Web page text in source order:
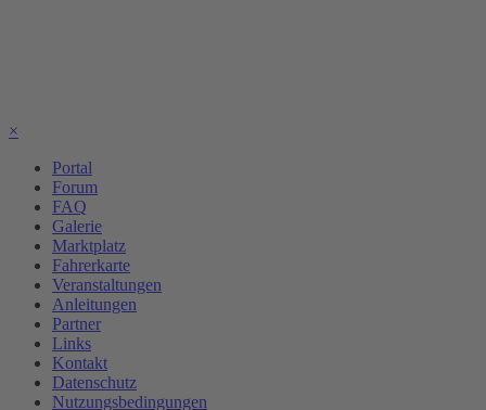
×
Portal
Forum
FAQ
Galerie
Marktplatz
Fahrerkarte
Veranstaltungen
Anleitungen
Partner
Links
Kontakt
Datenschutz
Nutzungsbedingungen